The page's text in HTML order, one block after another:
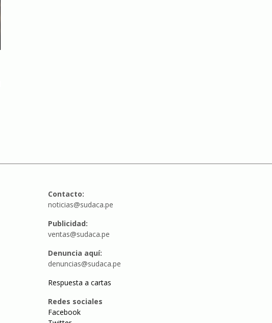
Contacto:
noticias@sudaca.pe
Publicidad:
ventas@sudaca.pe
Denuncia aquí:
denuncias@sudaca.pe
Respuesta a cartas
Redes sociales
Facebook